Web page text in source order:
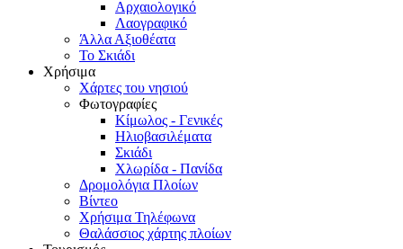
Αρχαιολογικό
Λαογραφικό
Άλλα Αξιοθέατα
Το Σκιάδι
Χρήσιμα
Χάρτες του νησιού
Φωτογραφίες
Κίμωλος - Γενικές
Ηλιοβασιλέματα
Σκιάδι
Χλωρίδα - Πανίδα
Δρομολόγια Πλοίων
Βίντεο
Χρήσιμα Τηλέφωνα
Θαλάσσιος χάρτης πλοίων